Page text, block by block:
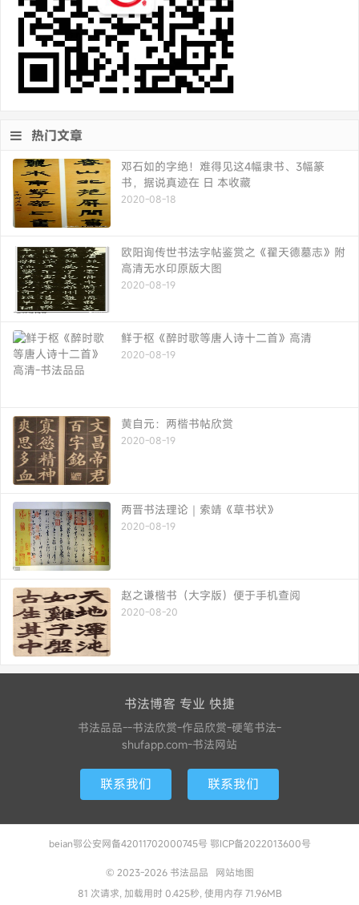
热门文章
邓石如的字绝！难得见这4幅隶书、3幅篆
书，据说真迹在 日 本收藏
2020-08-18
欧阳询传世书法字帖鉴赏之《翟天德墓志》附
高清无水印原版大图
2020-08-19
鲜于枢《醉时歌等唐人诗十二首》高清
2020-08-19
黄自元：两楷书帖欣赏
2020-08-19
两晋书法理论｜索靖《草书状》
2020-08-19
赵之谦楷书（大字版）便于手机查阅
2020-08-20
书法博客 专业 快捷
书法品品--书法欣赏-作品欣赏-硬笔书法-
shufapp.com-书法网站
联系我们 联系我们
beian鄂公安网备42011702000745号 鄂ICP备2022013600号
© 2023-2026书法品品
网站地图
81 次请求, 加载用时 0.425秒, 使用内存 71.96MB